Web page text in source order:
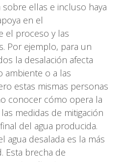
ellas e incluso haya
en el
el proceso y las
Por ejemplo, para un
la desalación afecta
ambiente o a las
estas mismas personas
conocer cómo opera la
medidas de mitigación
del agua producida.
agua desalada es la más
Esta brecha de